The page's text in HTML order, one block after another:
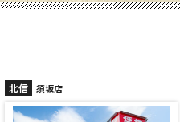
北信 長野稲田店